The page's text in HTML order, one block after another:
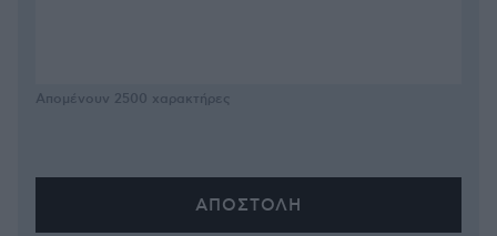
Απομένουν 2500 χαρακτήρες